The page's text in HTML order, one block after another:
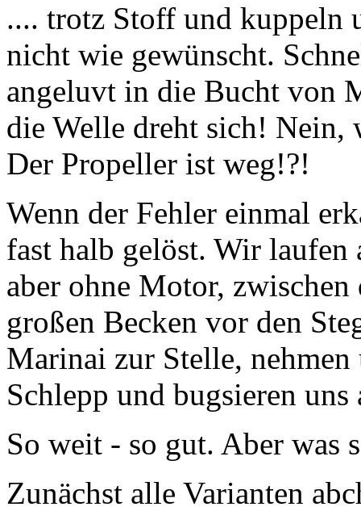
.... trotz Stoff und kuppeln
nicht wie gewünscht.
angeluvt in die Bucht von
die Welle dreht sich!
Der Propeller ist weg!?!
Wenn der Fehler einmal
fast halb gelöst. Wir laufen
aber ohne Motor,
großen Becken vor den
Marinai zur Stelle,
Schlepp und bugsieren
So weit - so gut. Aber was
Zunächst alle Varianten